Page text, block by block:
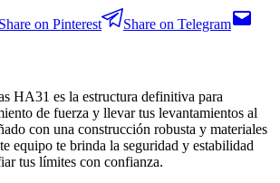
Share on Pinterest
Share on Telegram
HA31 es la estructura definitiva para
de fuerza y llevar tus levantamientos al
con una construcción robusta y materiales
equipo te brinda la seguridad y estabilidad
tus límites con confianza.